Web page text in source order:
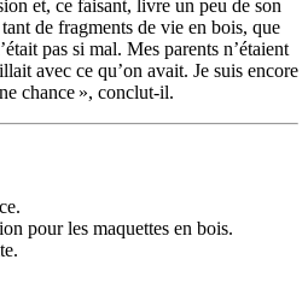
et, ce faisant, livre un peu de son
de fragments de vie en bois, que
pas si mal. Mes parents n’étaient
avec ce qu’on avait. Je suis encore
chance », conclut-il.
pour les maquettes en bois.